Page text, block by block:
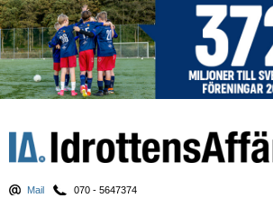
Mail 070 - 5647374